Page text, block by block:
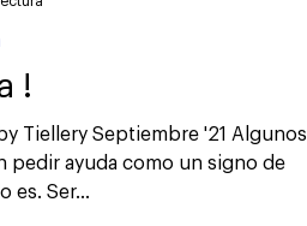
!
Tiellery Septiembre '21 Algunos
pedir ayuda como un signo de
es. Ser...